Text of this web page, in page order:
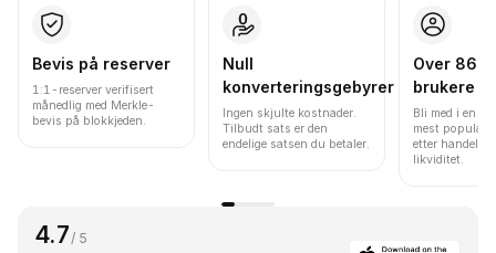
Bevis på reserver
1:1-reserver verifisert
månedlig med Merkle-
bevis på blokkjeden.
Null
konverteringsgebyrer
Ingen skjulte kostnader.
Tilbudt sats er den
endelige satsen du betaler.
Over 86
brukere
Bli med i en av
mest
etter
likviditet.
4.7 / 5